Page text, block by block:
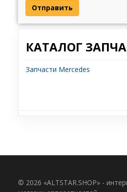
Отправить
КАТАЛОГ
Запчасти Mercedes
© 2026 «ALTSTAR.SHOP» -